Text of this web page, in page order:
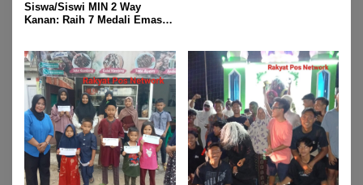
Siswa/Siswi MIN 2 Way
Kanan: Raih 7 Medali Emas
Taekwondo Championship
2026